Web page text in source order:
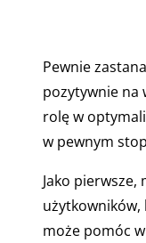
Pewnie
pozytywnie na
rolę w
w pewnym
Jako pierwsze,
użytkowników,
może pomóc